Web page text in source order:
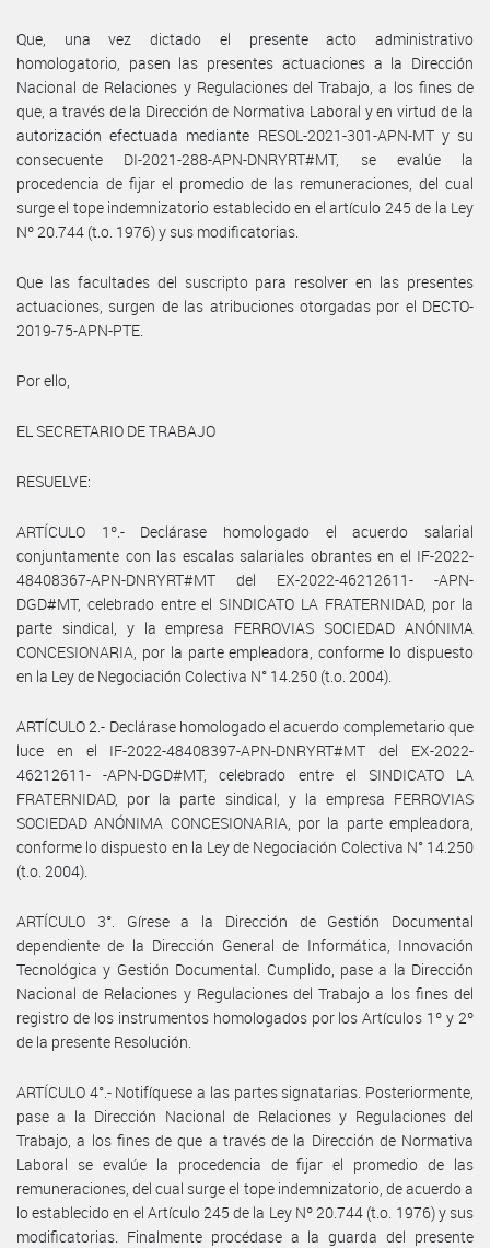
Que, una vez dictado el presente acto administrativo
homologatorio, pasen las presentes actuaciones a la Dirección
Nacional de Relaciones y Regulaciones del Trabajo, a los fines de
que, a través de la Dirección de Normativa Laboral y en virtud de la
autorización efectuada mediante RESOL-2021-301-APN-MT y su
consecuente DI-2021-288-APN-DNRYRT#MT, se evalúe la
procedencia de fijar el promedio de las remuneraciones, del cual
surge el tope indemnizatorio establecido en el artículo 245 de la Ley
Nº 20.744 (t.o. 1976) y sus modificatorias.
Que las facultades del suscripto para resolver en las presentes
actuaciones, surgen de las atribuciones otorgadas por el DECTO-
2019-75-APN-PTE.
Por ello,
EL SECRETARIO DE TRABAJO
RESUELVE:
ARTÍCULO 1º.- Declárase homologado el acuerdo salarial
conjuntamente con las escalas salariales obrantes en el IF-2022-
48408367-APN-DNRYRT#MT del EX-2022-46212611- -APN-
DGD#MT, celebrado entre el SINDICATO LA FRATERNIDAD, por la
parte sindical, y la empresa FERROVIAS SOCIEDAD ANÓNIMA
CONCESIONARIA, por la parte empleadora, conforme lo dispuesto
en la Ley de Negociación Colectiva N° 14.250 (t.o. 2004).
ARTÍCULO 2.- Declárase homologado el acuerdo complemetario que
luce en el IF-2022-48408397-APN-DNRYRT#MT del EX-2022-
46212611- -APN-DGD#MT, celebrado entre el SINDICATO LA
FRATERNIDAD, por la parte sindical, y la empresa FERROVIAS
SOCIEDAD ANÓNIMA CONCESIONARIA, por la parte empleadora,
conforme lo dispuesto en la Ley de Negociación Colectiva N° 14.250
(t.o. 2004).
ARTÍCULO 3°. Gírese a la Dirección de Gestión Documental
dependiente de la Dirección General de Informática, Innovación
Tecnológica y Gestión Documental. Cumplido, pase a la Dirección
Nacional de Relaciones y Regulaciones del Trabajo a los fines del
registro de los instrumentos homologados por los Artículos 1º y 2º
de la presente Resolución.
ARTÍCULO 4°.- Notifíquese a las partes signatarias. Posteriormente,
pase a la Dirección Nacional de Relaciones y Regulaciones del
Trabajo, a los fines de que a través de la Dirección de Normativa
Laboral se evalúe la procedencia de fijar el promedio de las
remuneraciones, del cual surge el tope indemnizatorio, de acuerdo a
lo establecido en el Artículo 245 de la Ley Nº 20.744 (t.o. 1976) y sus
modificatorias. Finalmente procédase a la guarda del presente